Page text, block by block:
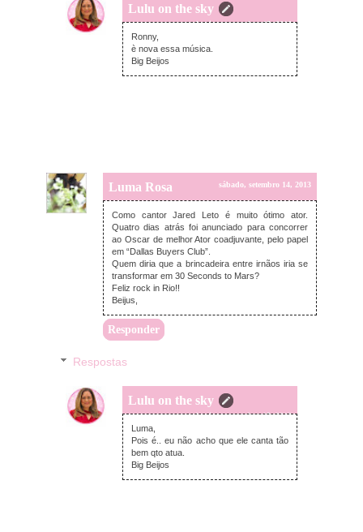
Lulu on the sky
domingo, setembro 15, 2013
Ronny,
è nova essa música.
Big Beijos
Luma Rosa sábado, setembro 14, 2013
Como cantor Jared Leto é muito ótimo ator.
Quatro dias atrás foi anunciado para concorrer
ao Oscar de melhor Ator coadjuvante, pelo papel
em “Dallas Buyers Club”.
Quem diria que a brincadeira entre irnãos iria se
transformar em 30 Seconds to Mars?
Feliz rock in Rio!!
Beijus,
Responder
Respostas
Lulu on the sky
domingo, setembro 15, 2013
Luma,
Pois é.. eu não acho que ele canta tão
bem qto atua.
Big Beijos